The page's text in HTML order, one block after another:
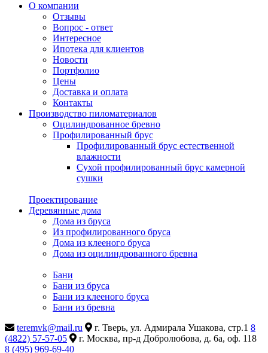
О компании
Отзывы
Вопрос - ответ
Интересное
Ипотека для клиентов
Новости
Портфолио
Цены
Доставка и оплата
Контакты
Производство пиломатериалов
Оцилиндрованное бревно
Профилированный брус
Профилированный брус естественной
влажности
Сухой профилированный брус камерной
сушки
Проектирование
Деревянные дома
Дома из бруса
Из профилированного бруса
Дома из клееного бруса
Дома из оцилиндрованного бревна
Бани
Бани из бруса
Бани из клееного бруса
Бани из бревна
teremvk@mail.ru
г. Тверь, ул. Адмирала Ушакова, стр.1 8
(4822) 57-57-05
г. Москва, пр-д Добролюбова, д. 6а, оф. 118
8 (495) 969-69-40